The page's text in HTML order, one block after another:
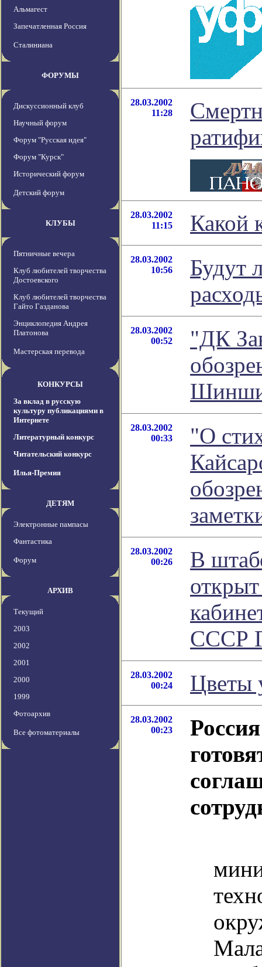
Альмагест
Запечатленная Россия
Сталиниана
ФОРУМЫ
Дискуссионный клуб
Научный форум
Форум "Русская идея"
Форум "Курск"
Исторический форум
Детский форум
КЛУБЫ
Пятничные вечера
Клуб любителей творчества
Достоевского
Клуб любителей творчества
Гайто Газданова
Энциклопедия Андрея
Платонова
Мастерская перевода
КОНКУРСЫ
За вклад в русскую
культуру публикациями в
Интернете
Литературный конкурс
Читательский конкурс
Илья-Премия
ДЕТЯМ
Электронные пампасы
Фантастика
Форум
АРХИВ
Текущий
2003
2002
2001
2000
1999
Фотоархив
Все фотоматериалы
28.03.2002
11:28
28.03.2002
11:15
Какой
28.03.2002
10:56
Будут
28.03.2002
00:52
"ДК
28.03.2002
00:33
"О
28.03.2002
00:26
В
СССР
28.03.2002
00:24
Цветы
28.03.2002
00:23